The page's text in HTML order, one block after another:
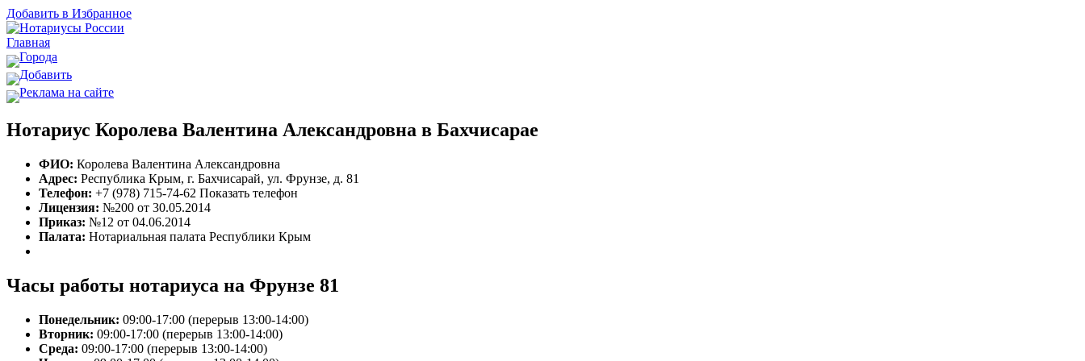
Добавить в Избранное
Главная
Города
Добавить
Реклама на сайте
Нотариус Королева Валентина Александровна в Бахчисарае
ФИО: Королева Валентина Александровна
Адрес: Республика Крым, г. Бахчисарай, ул. Фрунзе, д. 81
Телефон: +7 (978) 715-74-62 Показать телефон
Лицензия: №200 от 30.05.2014
Приказ: №12 от 04.06.2014
Палата: Нотариальная палата Республики Крым
Часы работы нотариуса на Фрунзе 81
Понедельник: 09:00-17:00 (перерыв 13:00-14:00)
Вторник: 09:00-17:00 (перерыв 13:00-14:00)
Среда: 09:00-17:00 (перерыв 13:00-14:00)